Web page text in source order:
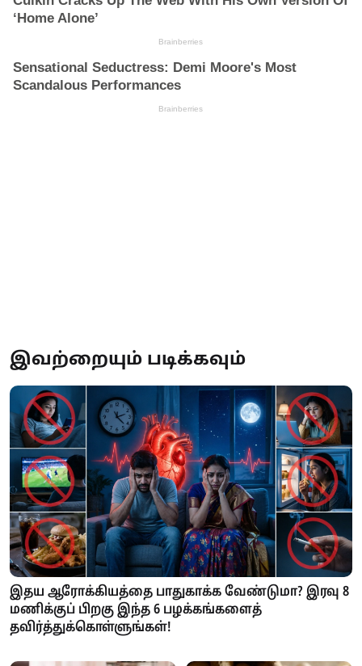
இவற்றையும் படிக்கவும்
இதய ஆரோக்கியத்தை பாதுகாக்க வேண்டுமா? இரவு 8
மணிக்குப் பிறகு இந்த 6 பழக்கங்களைத்
தவிர்த்துக்கொள்ளுங்கள்!